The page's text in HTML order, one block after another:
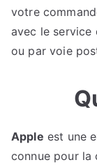
votre
avec le service
ou par voie
Apple est une
connue pour la